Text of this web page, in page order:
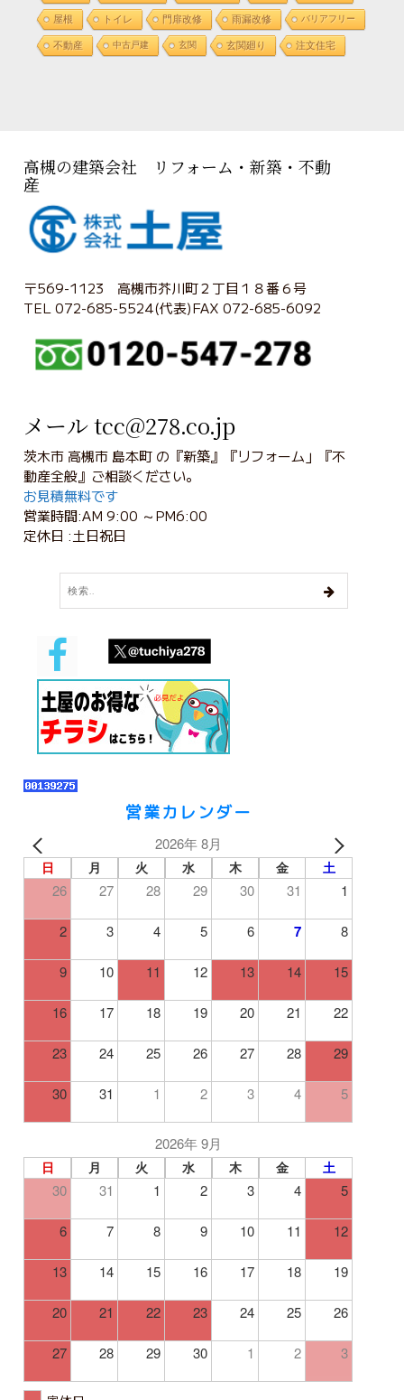
屋根 トイレ 門扉改修 雨漏改修 バリアフリー
不動産 中古戸建 玄関 玄関廻り 注文住宅
高槻の建築会社 リフォーム・新築・不動
産
〒569-1123 高槻市芥川町２丁目１８番６号
TEL 072-685-5524(代表)FAX 072-685-6092
メール tcc@278.co.jp
茨木市 高槻市 島本町 の『新築』『リフォーム」『不
動産全般』ご相談ください。
お見積無料です
営業時間:AM 9:00 ～PM6:00
定休日 :土日祝日
営業カレンダー
2026年 8月
日 月 火 水 木 金 土
26 27 28 29 30 31 1
2 3 4 5 6 7 8
9 10 11 12 13 14 15
16 17 18 19 20 21 22
23 24 25 26 27 28 29
30 31 1 2 3 4 5
2026年 9月
日 月 火 水 木 金 土
30 31 1 2 3 4 5
6 7 8 9 10 11 12
13 14 15 16 17 18 19
20 21 22 23 24 25 26
27 28 29 30 1 2 3